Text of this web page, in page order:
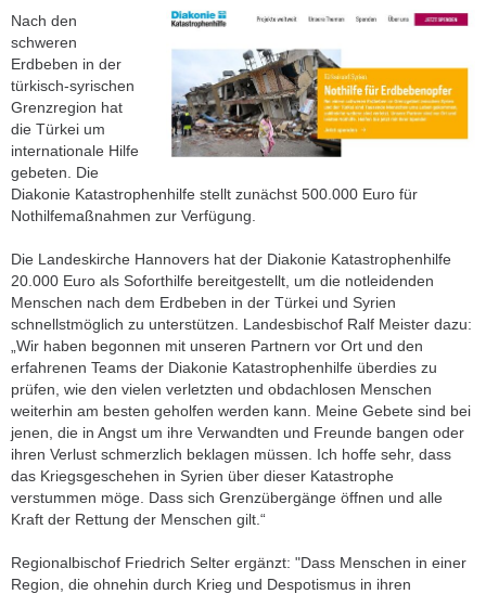
Nach den
schweren
Erdbeben in der
türkisch-syrischen
Grenzregion hat
die Türkei um
internationale Hilfe
gebeten. Die
Diakonie Katastrophenhilfe stellt zunächst 500.000 Euro für
Nothilfemaßnahmen zur Verfügung.
Die Landeskirche Hannovers hat der Diakonie Katastrophenhilfe
20.000 Euro als Soforthilfe bereitgestellt, um die notleidenden
Menschen nach dem Erdbeben in der Türkei und Syrien
schnellstmöglich zu unterstützen. Landesbischof Ralf Meister dazu:
„Wir haben begonnen mit unseren Partnern vor Ort und den
erfahrenen Teams der Diakonie Katastrophenhilfe überdies zu
prüfen, wie den vielen verletzten und obdachlosen Menschen
weiterhin am besten geholfen werden kann. Meine Gebete sind bei
jenen, die in Angst um ihre Verwandten und Freunde bangen oder
ihren Verlust schmerzlich beklagen müssen. Ich hoffe sehr, dass
das Kriegsgeschehen in Syrien über dieser Katastrophe
verstummen möge. Dass sich Grenzübergänge öffnen und alle
Kraft der Rettung der Menschen gilt.“
Regionalbischof Friedrich Selter ergänzt: "Dass Menschen in einer
Region, die ohnehin durch Krieg und Despotismus in ihren